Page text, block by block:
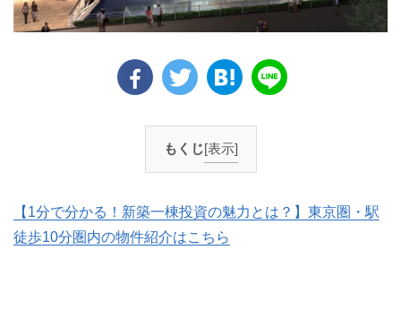
もくじ[表示]
【1分で分かる！新築一棟投資の魅力とは？】東京圏・駅
徒歩10分圏内の物件紹介はこちら